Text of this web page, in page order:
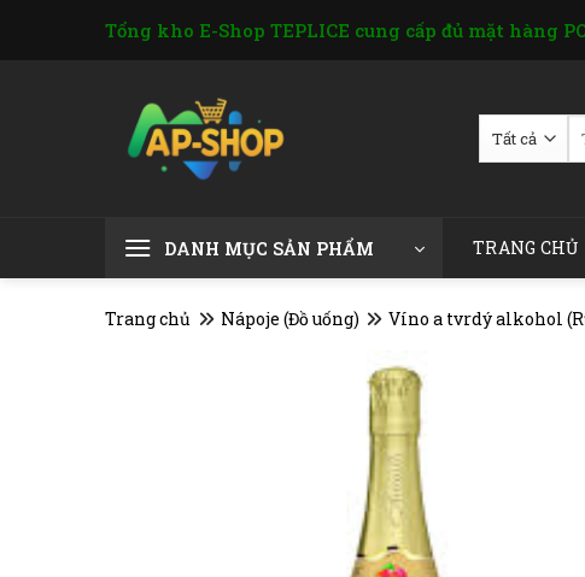
Tổng kho E-Shop TEPLICE cung cấp đủ mặt hàng
DANH MỤC SẢN PHẨM TRANG CHỦ
Trang chủ Nápoje (Đồ uống) Víno a tvrdý alkohol